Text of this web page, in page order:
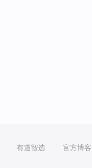
有道智选 官方博客